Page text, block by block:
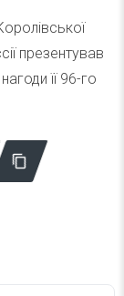
презентував
її 96-го